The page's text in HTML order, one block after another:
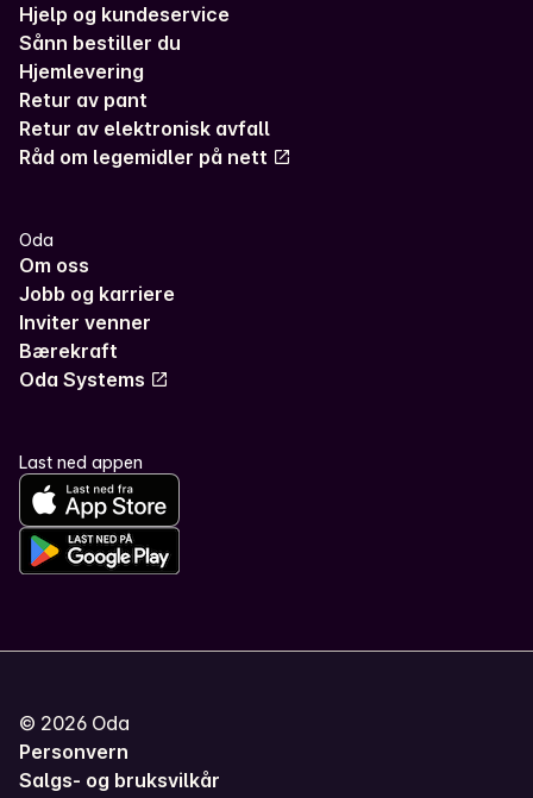
Hjelp og kundeservice
Sånn bestiller du
Hjemlevering
Retur av pant
Retur av elektronisk avfall
Råd om legemidler på nett
Oda
Om oss
Jobb og karriere
Inviter venner
Bærekraft
Oda Systems
Last ned appen
© 2026 Oda
Personvern
Salgs- og bruksvilkår